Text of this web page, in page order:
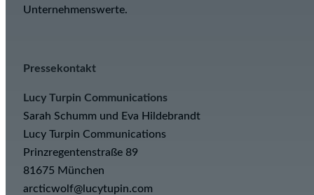
Unternehmenswerte.
Pressekontakt
Lucy Turpin Communications
Sarah Schumm und Eva Hildebrandt
Lucy Turpin Communications
Prinzregentenstraße 89
81675 München
arcticwolf@lucytupin.com